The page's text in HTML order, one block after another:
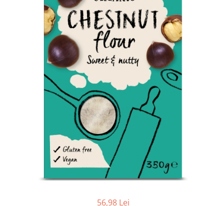
Ceaiuri diverse si accesorii
Vinuri, bere si alte bauturi
Siropuri naturale
Cacao si inlocuitori
Seminte bio pentru germinat
Seminte din plante oleaginoase
56,98 Lei